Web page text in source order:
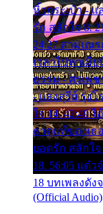
หิ้วกระเป๋า - แ
รัก สลักใจ 8.
24:27 สามเณ
เวลาไปหาเมี
ธรรม - ศรเพ
- แสงสุรีย์ รุ่งโ
ใจ 14. 42:49
ธาตุแท้ของเธ
ยอดรัก สลักใ
18. 56:05 แต๋
18 บทเพลงดัง
(Official Audio)